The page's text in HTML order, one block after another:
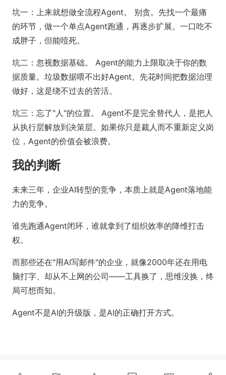
坑一：上来就想做全流程Agent。 别贪。先找一个最痛
的环节，做一个单点Agent跑通，再逐步扩展。一口吃不
成胖子，但能噎死。
坑二：忽视数据基础。 Agent的能力上限取决于你的数
据质量。垃圾数据喂不出好Agent。先花时间把数据治理
做好，这是绕不过去的苦活。
坑三：忘了"人"的位置。 Agent不是完全替代人，是把人
从执行层解放到决策层。如果你只是裁人而不重新定义岗
位，Agent的价值会被浪费。
我的判断
未来三年，企业AI转型的竞争，本质上就是Agent落地能
力的竞争。
谁先跑通Agent闭环，谁就拿到了组织效率的降维打击
权。
而那些还在"用AI写邮件"的企业，就像2000年还在用电
脑打字、却从不上网的公司——工具换了，思维没换，终
局可想而知。
Agent不是AI的升级版，是AI的正确打开方式。